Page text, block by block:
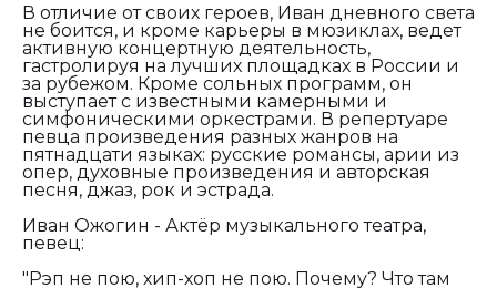
В отличие от своих героев, Иван дневного света
не боится, и кроме карьеры в мюзиклах, ведет
активную концертную деятельность,
гастролируя на лучших площадках в России и
за рубежом. Кроме сольных программ, он
выступает с известными камерными и
симфоническими оркестрами. В репертуаре
певца произведения разных жанров на
пятнадцати языках: русские романсы, арии из
опер, духовные произведения и авторская
песня, джаз, рок и эстрада.
Иван Ожогин - Актёр музыкального театра,
певец:
"Рэп не пою, хип-хоп не пою. Почему? Что там